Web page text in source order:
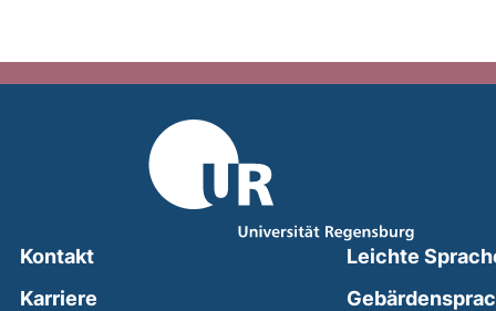
Kontakt
Karriere
Leichte